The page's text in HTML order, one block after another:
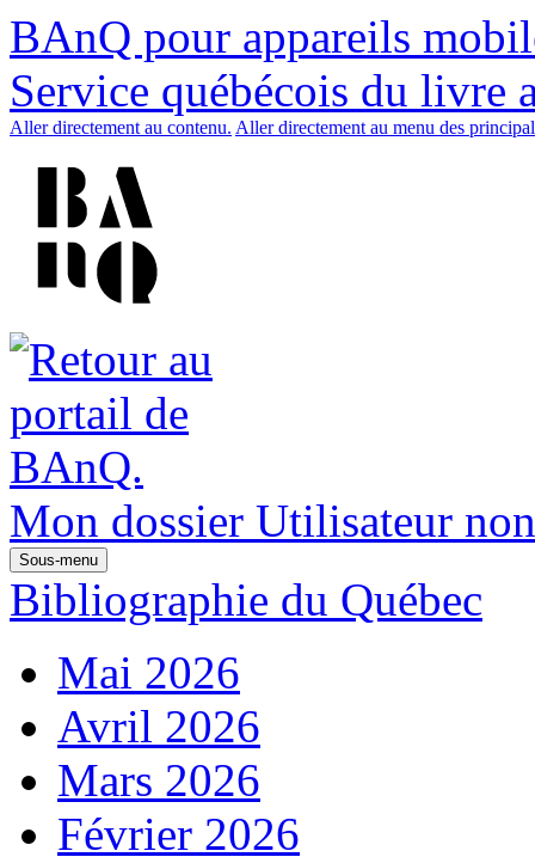
BAnQ pour appareils
Service québécois du livre
Aller directement au contenu. Aller directement au menu des
Mon dossier Utilisateur
Sous-menu
Bibliographie du Québec
Mai 2026
Avril 2026
Mars 2026
Février 2026